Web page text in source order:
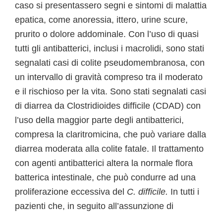
caso si presentassero segni e sintomi di malattia
epatica, come anoressia, ittero, urine scure,
prurito o dolore addominale. Con l’uso di quasi
tutti gli antibatterici, inclusi i macrolidi, sono stati
segnalati casi di colite pseudomembranosa, con
un intervallo di gravità compreso tra il moderato
e il rischioso per la vita. Sono stati segnalati casi
di diarrea da Clostridioides difficile (CDAD) con
l’uso della maggior parte degli antibatterici,
compresa la claritromicina, che può variare dalla
diarrea moderata alla colite fatale. Il trattamento
con agenti antibatterici altera la normale flora
batterica intestinale, che può condurre ad una
proliferazione eccessiva del C. difficile. In tutti i
pazienti che, in seguito all’assunzione di